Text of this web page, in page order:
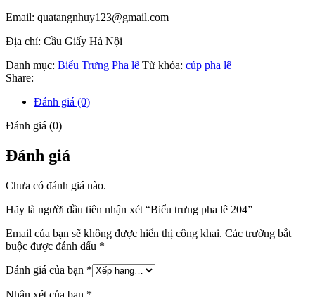
Email: quatangnhuy123@gmail.com
Địa chỉ: Cầu Giấy Hà Nội
Danh mục: Biểu Trưng Pha lê Từ khóa: cúp pha lê
Share:
Đánh giá (0)
Đánh giá (0)
Đánh giá
Chưa có đánh giá nào.
Hãy là người đầu tiên nhận xét “Biểu trưng pha lê 204”
Email của bạn sẽ không được hiển thị công khai. Các trường bắt
buộc được đánh dấu *
Đánh giá của bạn *
Nhận xét của bạn *